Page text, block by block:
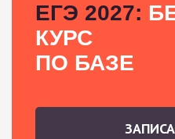
ЕГЭ 2027:
КУРС
ПО БАЗЕ